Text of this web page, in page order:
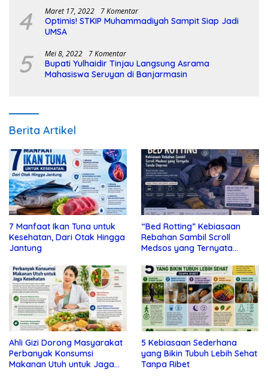
4 Maret 17, 2022 7 Komentar
Optimis! STKIP Muhammadiyah Sampit Siap Jadi
UMSA
5 Mei 8, 2022 7 Komentar
Bupati Yulhaidir Tinjau Langsung Asrama
Mahasiswa Seruyan di Banjarmasin
Berita Artikel
7 Manfaat Ikan Tuna untuk
Kesehatan, Dari Otak Hingga
Jantung
“Bed Rotting” Kebiasaan
Rebahan Sambil Scroll
Medsos yang Ternyata
Ahli Gizi Dorong Masyarakat
Perbanyak Konsumsi
Makanan Utuh untuk Jaga
5 Kebiasaan Sederhana
yang Bikin Tubuh Lebih Sehat
Tanpa Ribet